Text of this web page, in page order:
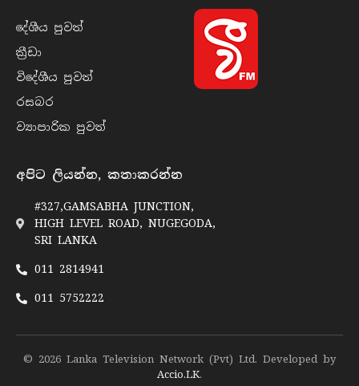
දේශීය පුව​ත්
ක්‍රී​ඩා
විදේශීය පුව​ත්
රසබ​ර
ව්‍යාපාරික පුව​ත්
අපිට ලියන්න, කතාකරන්න
#327,GAMSABHA JUNCTION,
HIGH LEVEL ROAD, NUGEGODA,
SRI LANKA
011 2814941
011 5752222
© 2026 Lanka Television Network (Pvt) Ltd. Developed by
Accio.LK.